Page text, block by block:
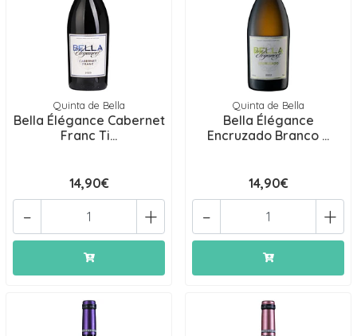
Quinta de Bella
Bella Élégance Cabernet
Franc Ti...
14,90€
+
-
Quinta de Bella
Bella Élégance
Encruzado Branco ...
14,90€
+
-